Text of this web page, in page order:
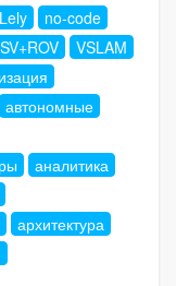
Lely
no-code
VSLAM
автономные
аналитика
архитектура